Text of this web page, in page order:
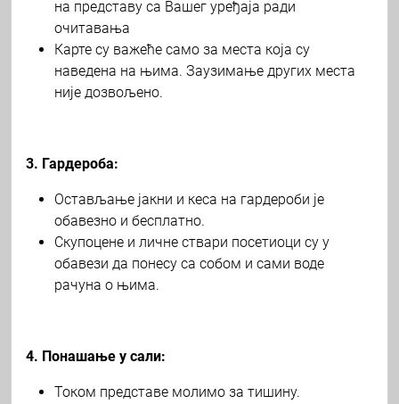
на представу са Вашег уређаја ради
очитавања
Карте су важеће само за места која су
наведена на њима. Заузимање других места
није дозвољено.
3. Гардероба:
Остављање јакни и кеса на гардероби је
обавезно и бесплатно.
Скупоцене и личне ствари посетиоци су у
обавези да понесу са собом и сами воде
рачуна о њима.
4. Понашање у сали:
Током представе молимо за тишину.